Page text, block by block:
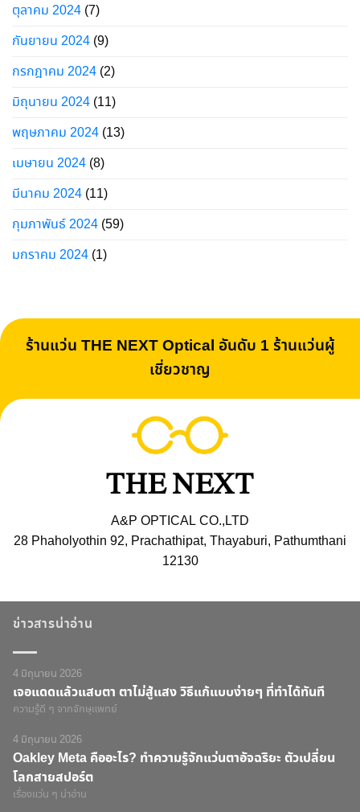
ตุลาคม 2024 (7)
กันยายน 2024 (9)
กรกฎาคม 2024 (2)
มิถุนายน 2024 (11)
พฤษภาคม 2024 (13)
เมษายน 2024 (8)
มีนาคม 2024 (11)
กุมภาพันธ์ 2024 (59)
มกราคม 2024 (1)
ร้านแว่น THE NEXT Optical อันดับ 1 ร้านแว่นผู้
เชี่ยวชาญ
A&P OPTICAL CO.,LTD
28 Phaholyothin 92, Prachathipat, Thayaburi, Pathumthani
12130
ข่าวสารน่าอ่าน
4 มิถุนายน 2026
เจอแดดแล้วแสบตา ตาไม่สู้แสง วิธีแก้แบบง่ายๆ ที่ทำได้ทันที
ความรู้ดี ๆ จากจักษุแพทย์
4 มิถุนายน 2026
Oakley Meta คืออะไร? ทำความรู้จักแว่นตาอัจฉริยะ ตัวเปลี่ยน
โลกสายสปอร์ต
เรื่องแว่น ๆ น่าอ่าน